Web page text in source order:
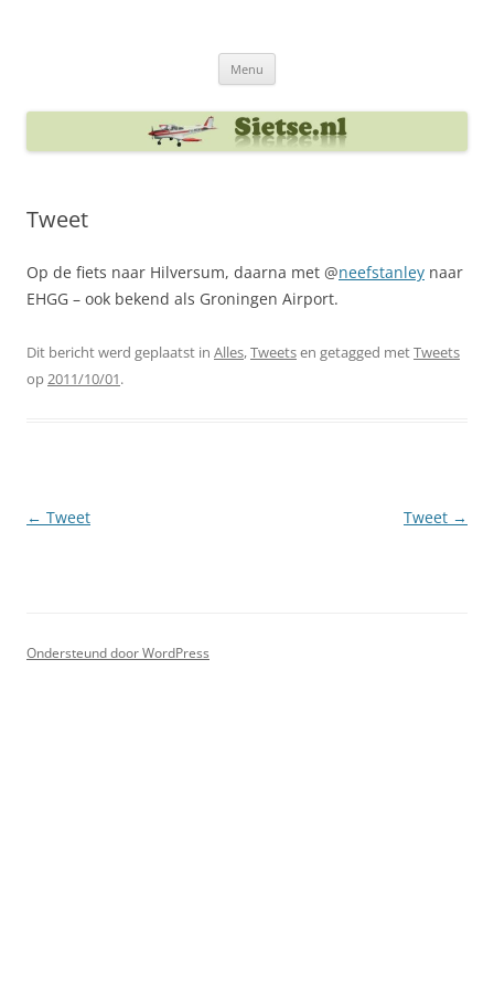
Menu
Tweet
Op de fiets naar Hilversum, daarna met @neefstanley naar
EHGG – ook bekend als Groningen Airport.
Dit bericht werd geplaatst in Alles,Tweetsen getagged metTweets
op2011/10/01.
Berichtnavigatie
← Tweet Tweet →
Ondersteund door WordPress